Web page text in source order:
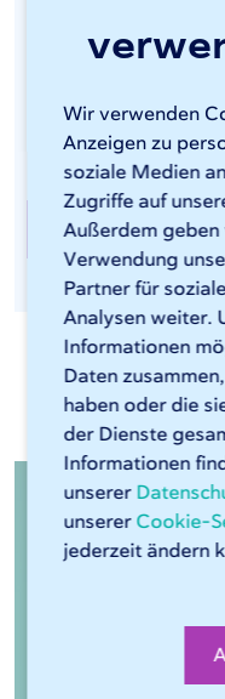
Wir verwenden
Anzeigen zu
soziale Medien
Zugriffe auf
Außerdem
Verwendung
Partner für
Analysen weiter.
Informationen
Daten
haben oder die
der Dienste
Informationen
unserer
unserer Cookie-
jederzeit ändern
an. Dies ist u.a. für
sechs